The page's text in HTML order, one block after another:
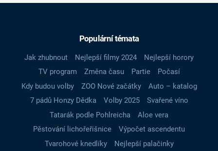
Populární témata
Jak zhubnout Nejlepší filmy 2024
Nejlepší horory
TV program
Změna času Partie
Počasí
Kdy budou volby
ZOO Nové začátky
Auto – katalog
7 pádů Honzy Dědka
Volby 2025
Svařené víno
Tatarák podle Pohlreicha
Aloe vera
Pěstování lichořeřišnice
Výpočet ascendentu
Tvarohové knedlíky
Nejlepší palačinky